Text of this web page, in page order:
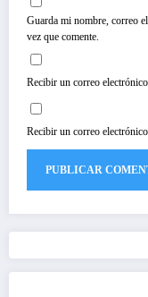
Guarda mi nombre, correo
vez que comente.
Recibir un correo
Recibir un correo